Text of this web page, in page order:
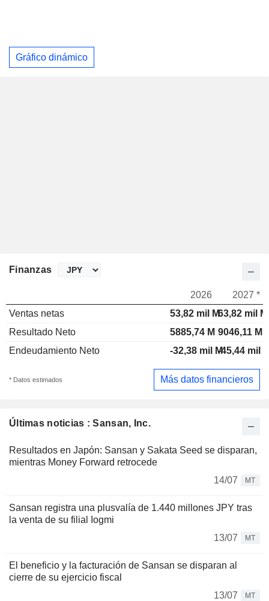
Gráfico dinámico
Últimas noticias : Sansan, Inc.
Resultados en Japón: Sansan y Sakata Seed se disparan,
mientras Money Forward retrocede
14/07
MT
Sansan registra una plusvalía de 1.440 millones JPY tras
la venta de su filial Iogmi
13/07
MT
El beneficio y la facturación de Sansan se disparan al
cierre de su ejercicio fiscal
13/07
MT
Finanzas
2026
2027 *
Ventas netas
53,82 mil M63,82 mil M
Resultado Neto
5885,74 M 9046,11 M
Endeudamiento Neto
-32,38 mil M-45,44 mil
* Datos estimados Más datos financieros